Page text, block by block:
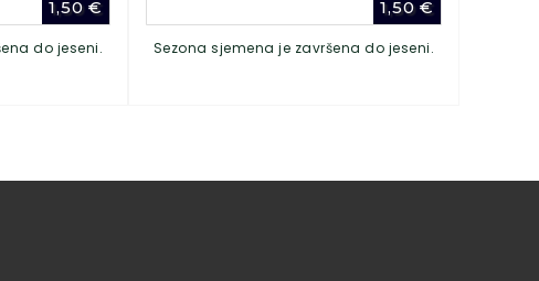
1,50€
do jeseni.
1,50€
Sezona sjemena je završena do jeseni.